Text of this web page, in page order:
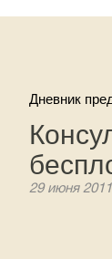
Дневник
29 июня